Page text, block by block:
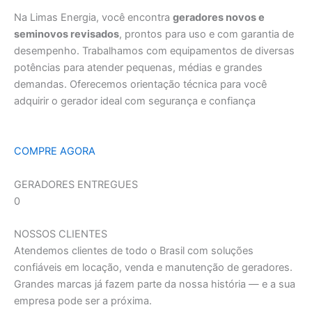
Na Limas Energia, você encontra geradores novos e
seminovos revisados, prontos para uso e com garantia de
desempenho. Trabalhamos com equipamentos de diversas
potências para atender pequenas, médias e grandes
demandas. Oferecemos orientação técnica para você
adquirir o gerador ideal com segurança e confiança
COMPRE AGORA
GERADORES ENTREGUES
0
NOSSOS CLIENTES
Atendemos clientes de todo o Brasil com soluções
confiáveis em locação, venda e manutenção de geradores.
Grandes marcas já fazem parte da nossa história — e a sua
empresa pode ser a próxima.